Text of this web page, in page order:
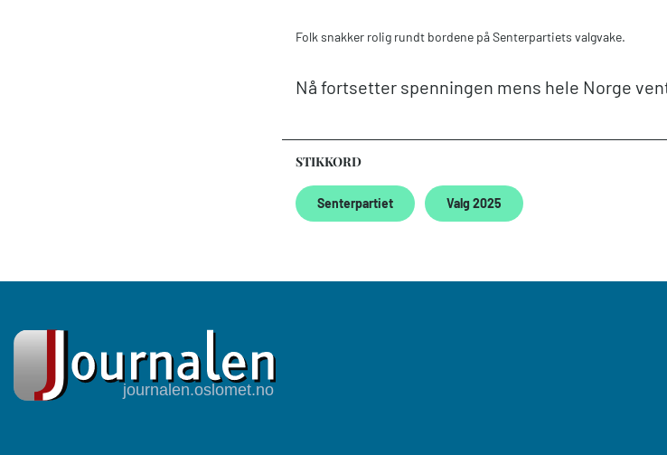
Folk snakker rolig rundt bordene på Senterpartiets valgvake.
Nå fortsetter spenningen mens hele Norge
STIKKORD
Senterpartiet Valg 2025